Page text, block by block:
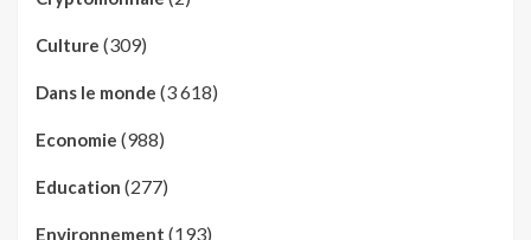
Culture (309)
Dans le monde (3 618)
Economie (988)
Education (277)
Environnement (193)